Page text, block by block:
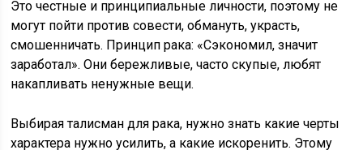
Это честные и принципиальные личности, поэтому не
могут пойти против совести, обмануть, украсть,
смошенничать. Принцип рака: «Сэкономил, значит
заработал». Они бережливые, часто скупые, любят
накапливать ненужные вещи.
Выбирая талисман для рака, нужно знать какие черты
характера нужно усилить, а какие искоренить. Этому